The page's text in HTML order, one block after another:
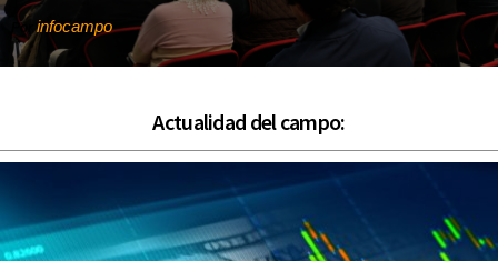
Porinfocampo
Actualidad del campo: